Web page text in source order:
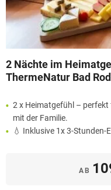
2 Nächte im
ThermeNatur Bad
2 x Heimatgefühl –
mit der Familie.
💧 Inklusive 1x 3-
AB